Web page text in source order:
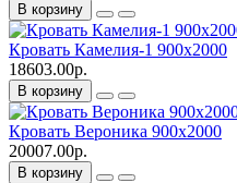
В корзину
Кровать Камелия-1 900х2000
18603.00р.
В корзину
Кровать Вероника 900х2000
20007.00р.
В корзину